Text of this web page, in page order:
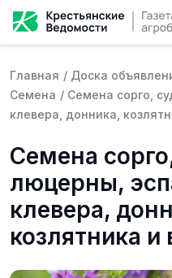
Главная / Доска
Семена / Семена сорго,
клевера, донника,
Семена
люцерны,
клевера,
козлятника и